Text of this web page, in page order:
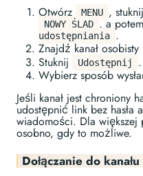
Otwórz MENU ,
NOWY ŚLAD , a
udostępniania .
Znajdź kanał
Stuknij
Udostępnij
.
Wybierz sposób
Jeśli kanał jest chroniony
udostępnić link bez hasła
wiadomości. Dla większej
osobno, gdy to możliwe.
Dołączanie do